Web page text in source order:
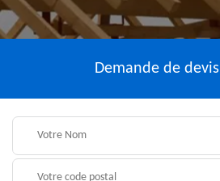
Demande de